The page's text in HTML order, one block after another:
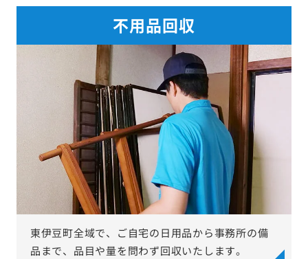
不用品回収
東伊豆町全域で、ご自宅の日用品から事務所の備
品まで、品目や量を問わず回収いたします。